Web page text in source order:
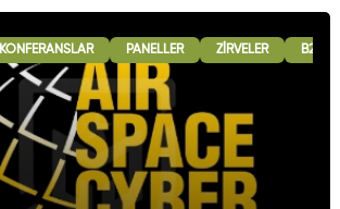
KONFERANSLAR PANELLER ZIRVELER B2B